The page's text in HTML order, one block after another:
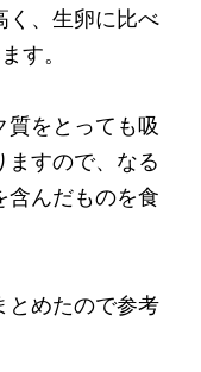
く、生卵に比べ
す。
質をとっても吸
ますので、なる
含んだものを食
とめたので参考